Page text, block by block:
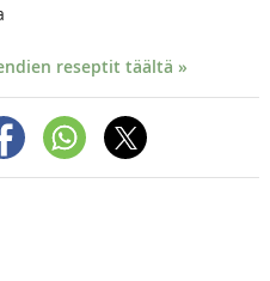
reseptit täältä »